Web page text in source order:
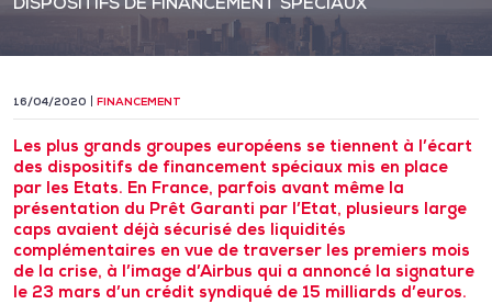
16/04/2020 FINANCEMENT
Les plus grands groupes européens se tiennent à l’écart
des dispositifs de financement spéciaux mis en place
par les Etats. En France, parfois avant même la
présentation du Prêt Garanti par l’Etat, plusieurs large
caps avaient déjà sécurisé des liquidités
complémentaires en vue de traverser les premiers mois
de la crise, à l’image d’Airbus qui a annoncé la signature
le 23 mars d’un crédit syndiqué de 15 milliards d’euros.